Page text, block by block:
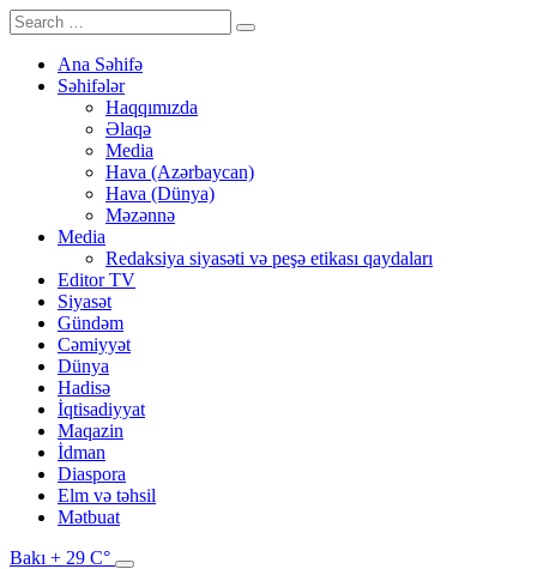
Ana Səhifə
Səhifələr
Haqqımızda
Əlaqə
Media
Hava (Azərbaycan)
Hava (Dünya)
Məzənnə
Media
Redaksiya siyasəti və peşə etikası qaydaları
Editor TV
Siyasət
Gündəm
Cəmiyyət
Dünya
Hadisə
İqtisadiyyat
Maqazin
İdman
Diaspora
Elm və təhsil
Mətbuat
Bakı + 29 C°